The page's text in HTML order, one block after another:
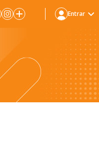
Entrar